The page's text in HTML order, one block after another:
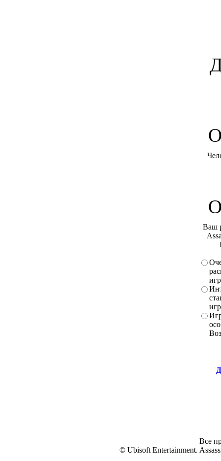
Ваш
Все
© Ubisoft Entertainment.